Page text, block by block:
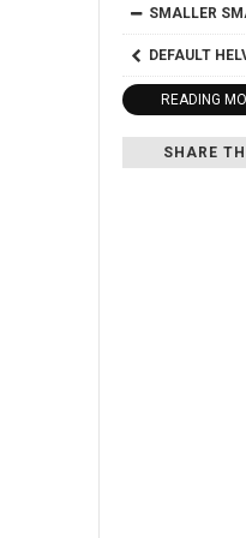
SMALLER
DEFAULT
READING
SHARE